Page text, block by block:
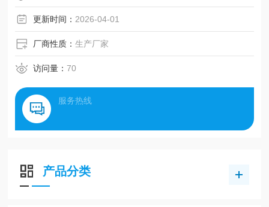
更新时间： 2026-04-01
厂商性质：生产厂家
访问量：70
服务热线
产品分类